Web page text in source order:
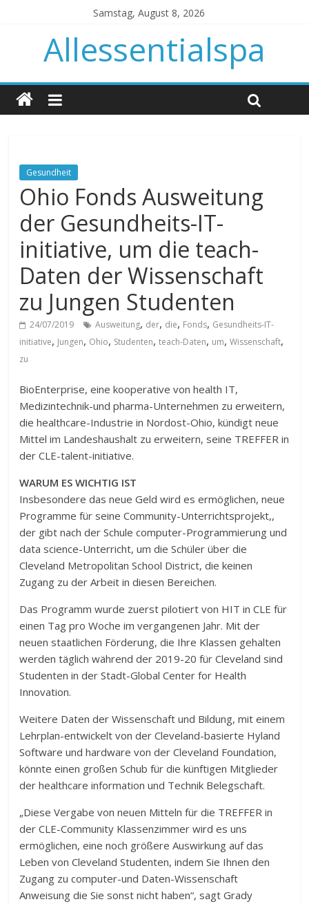
Samstag, August 8, 2026
Allessentialspa
Gesundheit
Ohio Fonds Ausweitung
der Gesundheits-IT-
initiative, um die teach-
Daten der Wissenschaft
zu Jungen Studenten
24/07/2019 Ausweitung, der, die, Fonds, Gesundheits-IT-
initiative, Jungen, Ohio, Studenten,teach-Daten, um,Wissenschaft,
zu
BioEnterprise, eine kooperative von health IT,
Medizintechnik-und pharma-Unternehmen zu erweitern,
die healthcare-Industrie in Nordost-Ohio, kündigt neue
Mittel im Landeshaushalt zu erweitern, seine TREFFER in
der CLE-talent-initiative.
WARUM ES WICHTIG IST
Insbesondere das neue Geld wird es ermöglichen, neue
Programme für seine Community-Unterrichtsprojekt,,
der gibt nach der Schule computer-Programmierung und
data science-Unterricht, um die Schüler über die
Cleveland Metropolitan School District, die keinen
Zugang zu der Arbeit in diesen Bereichen.
Das Programm wurde zuerst pilotiert von HIT in CLE für
einen Tag pro Woche im vergangenen Jahr. Mit der
neuen staatlichen Förderung, die Ihre Klassen gehalten
werden täglich während der 2019-20 für Cleveland sind
Studenten in der Stadt-Global Center for Health
Innovation.
Weitere Daten der Wissenschaft und Bildung, mit einem
Lehrplan-entwickelt von der Cleveland-basierte Hyland
Software und hardware von der Cleveland Foundation,
könnte einen großen Schub für die künftigen Mitglieder
der healthcare information und Technik Belegschaft.
„Diese Vergabe von neuen Mitteln für die TREFFER in
der CLE-Community Klassenzimmer wird es uns
ermöglichen, eine noch größere Auswirkung auf das
Leben von Cleveland Studenten, indem Sie Ihnen den
Zugang zu computer-und Daten-Wissenschaft
Anweisung die Sie sonst nicht haben“, sagt Grady